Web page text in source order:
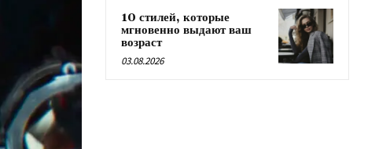
10 стилей, которые
мгновенно выдают ваш
возраст
03.08.2026